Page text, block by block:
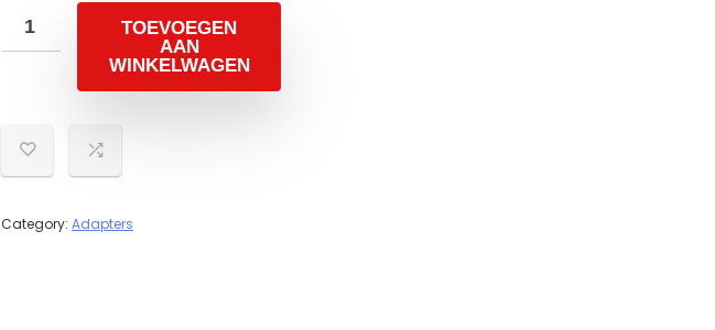
TOEVOEGEN
AAN
WINKELWAGEN
Category: Adapters